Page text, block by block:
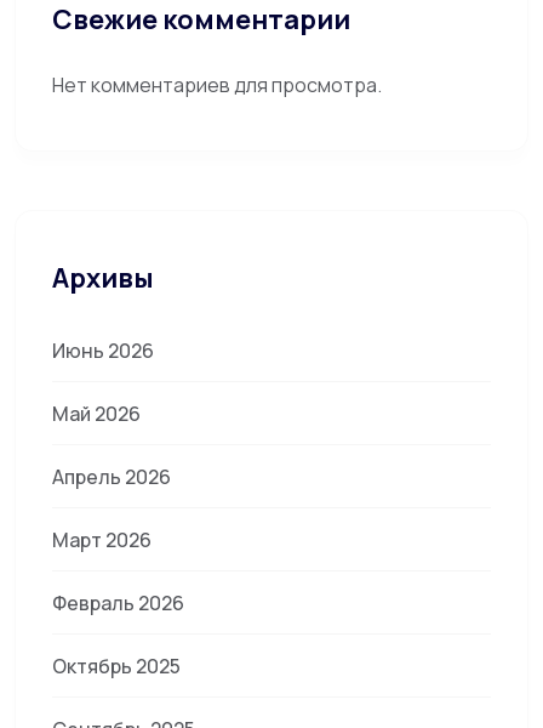
Свежие комментарии
Нет комментариев для просмотра.
Архивы
Июнь 2026
Май 2026
Апрель 2026
Март 2026
Февраль 2026
Октябрь 2025